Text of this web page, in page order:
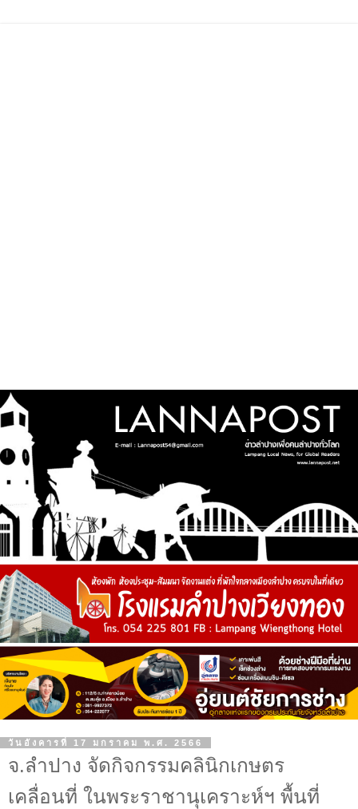
วันอังคารที่ 17 มกราคม พ.ศ. 2566
จ.ลำปาง จัดกิจกรรมคลินิกเกษตร
เคลื่อนที่ ในพระราชานุเคราะห์ฯ พื้นที่